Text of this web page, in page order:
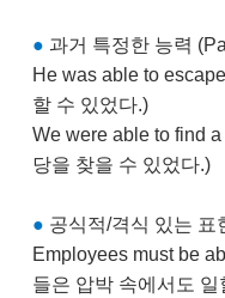
● 과거 특정한 능력
He was able to
할 수 있었다.)
We were able to find
당을 찾을 수 있었다.)
● 공식적/격식 있는 표
Employees must be
들은 압박 속에서도